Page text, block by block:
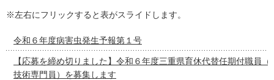
※左右にフリックすると表がスライドします。
令和６年度病害虫発生予報第１号
【応募を締め切りました】令和６年度三重県育休代替任期付職員
技術専門員）を募集します